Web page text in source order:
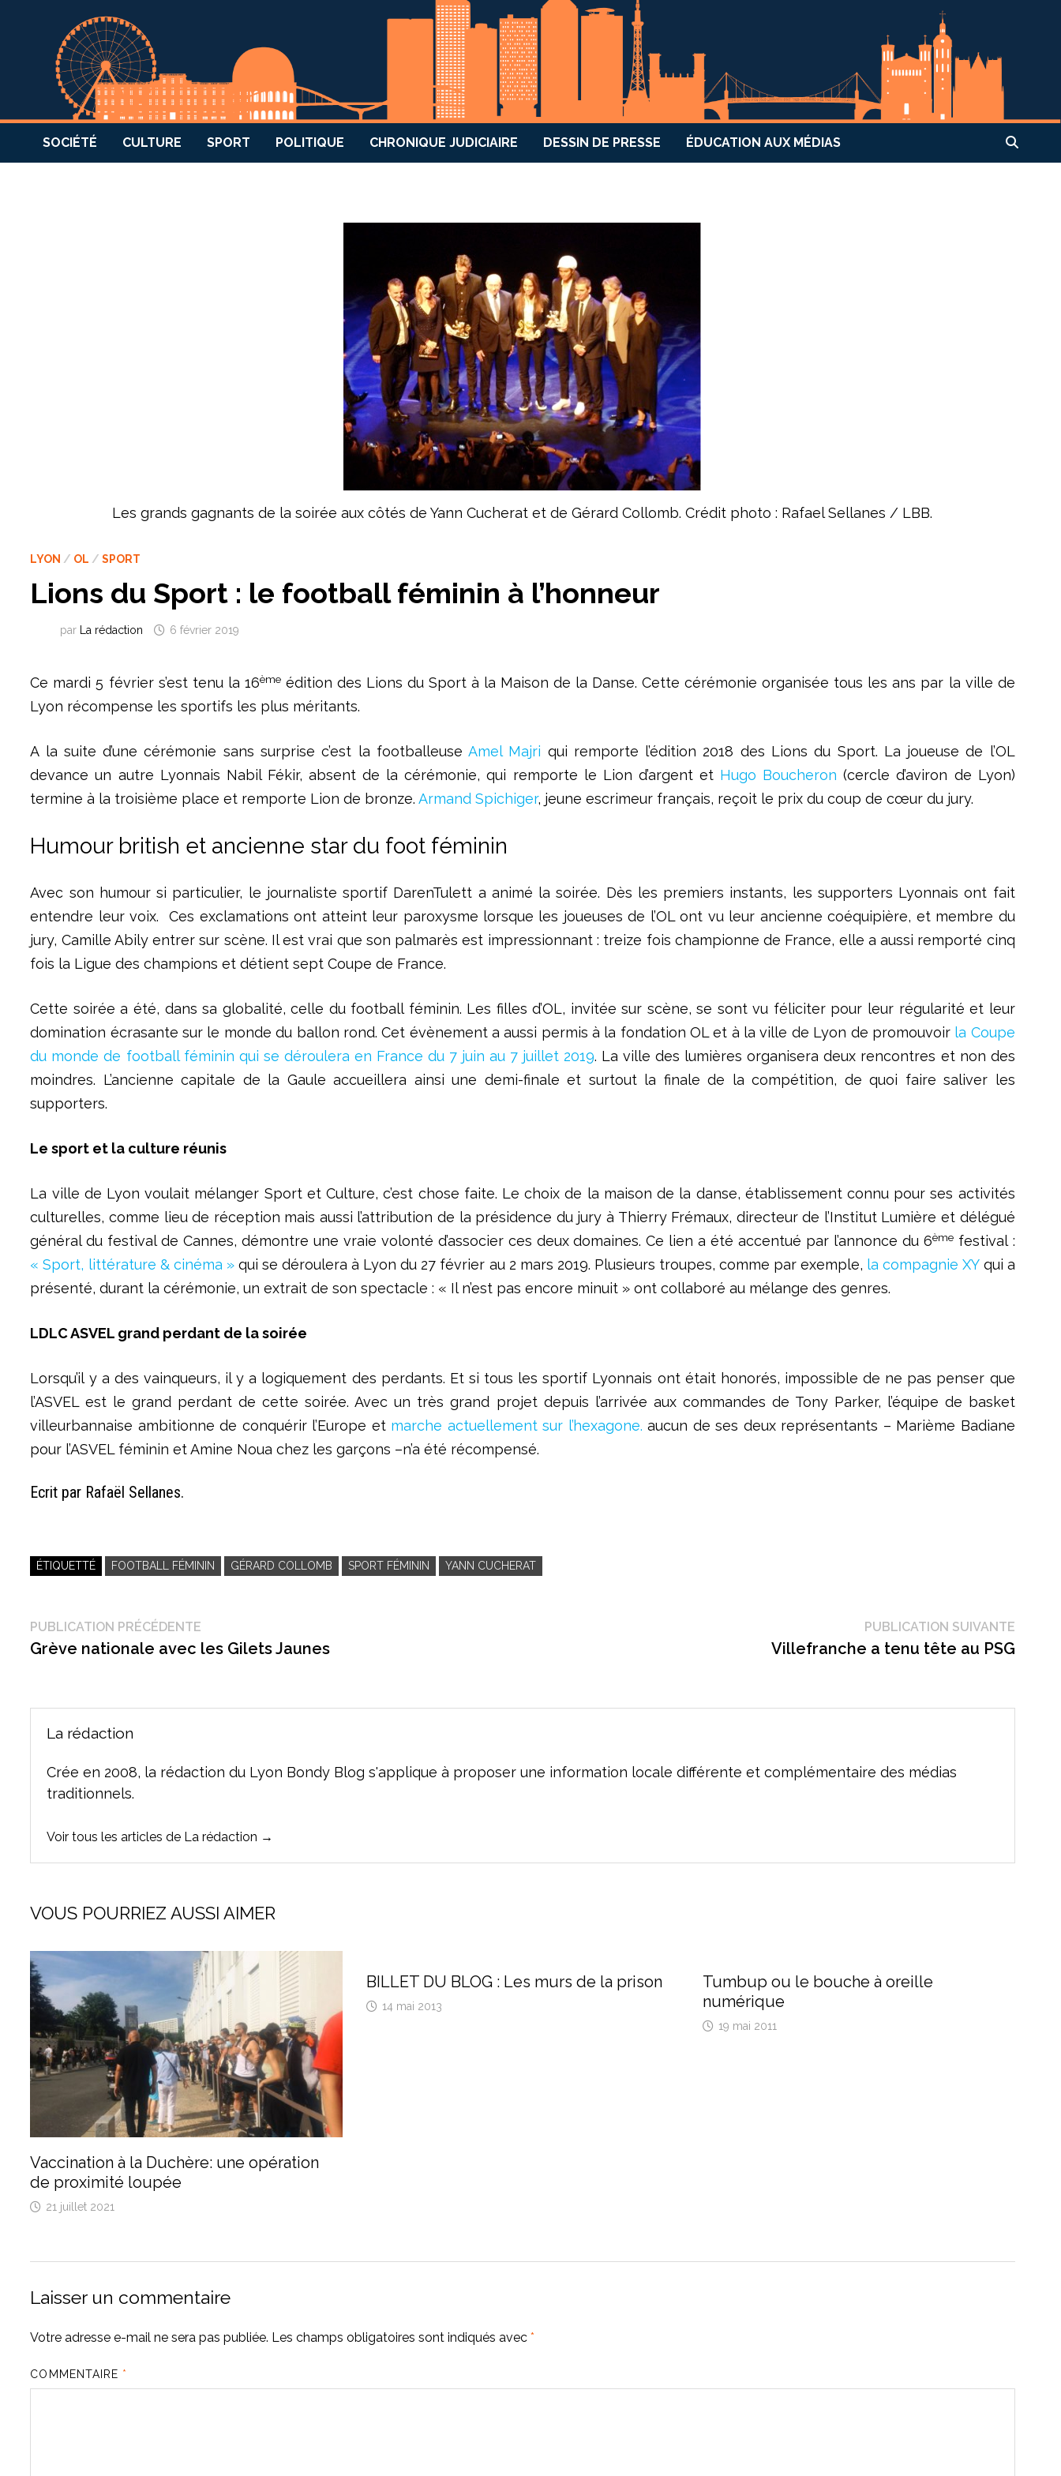
SOCIÉTÉ CULTURE SPORT POLITIQUE CHRONIQUE JUDICIAIRE DESSIN DE PRESSE ÉDUCATION AUX MÉDIAS
Les grands gagnants de la soirée aux côtés de Yann Cucherat et de Gérard Collomb. Crédit photo : Rafael Sellanes / LBB.
LYON / OL /SPORT
Lions du Sport : le football féminin à l’honneur
par La rédaction 6 février 2019
Ce mardi 5 février s’est tenu la 16èmeédition des Lions du Sport à la Maison de la Danse. Cette cérémonie organisée tous les ans par la ville de
Lyon récompense les sportifs les plus méritants.
A la suite d’une cérémonie sans surprise c’est la footballeuseAmel Majri qui remporte l’édition 2018 des Lions du Sport. La joueuse de l’OL
devance un autre Lyonnais Nabil Fékir, absent de la cérémonie, qui remporte le Lion d’argent et Hugo Boucheron (cercle d’aviron de Lyon)
termine à la troisième place et remporte Lion de bronze.Armand Spichiger, jeune escrimeur français, reçoit le prix du coup de cœur du jury.
Humour british et ancienne star du foot féminin
Avec son humour si particulier, le journaliste sportif DarenTulett a animé la soirée. Dès les premiers instants, les supporters Lyonnais ont fait
entendre leur voix. Ces exclamations ont atteint leur paroxysme lorsque les joueuses de l’OL ont vu leur ancienne coéquipière, et membre du
jury, Camille Abily entrer sur scène. Il est vrai que son palmarès est impressionnant : treize fois championne de France, elle a aussi remporté cinq
fois la Ligue des champions et détient sept Coupe de France.
Cette soirée a été, dans sa globalité, celle du football féminin. Les filles d’OL, invitée sur scène, se sont vu féliciter pour leur régularité et leur
domination écrasante sur le monde du ballon rond. Cet évènement a aussi permis à la fondation OL et à la ville de Lyon de promouvoir la Coupe
du monde de football féminin qui se déroulera en France du 7 juin au 7 juillet 2019. La ville des lumières organisera deux rencontres et non des
moindres. L’ancienne capitale de la Gaule accueillera ainsi une demi-finale et surtout la finale de la compétition, de quoi faire saliver les
supporters.
Le sport et la culture réunis
La ville de Lyon voulait mélanger Sport et Culture, c’est chose faite. Le choix de la maison de la danse, établissement connu pour ses activités
culturelles, comme lieu de réception mais aussi l’attribution de la présidence du jury à Thierry Frémaux, directeur de l’Institut Lumière et délégué
général du festival de Cannes, démontre une vraie volonté d’associer ces deux domaines. Ce lien a été accentué par l’annonce du 6èmefestival :
« Sport, littérature & cinéma »qui se déroulera à Lyon du 27 février au 2 mars 2019. Plusieurs troupes, comme par exemple, la compagnie XYqui a
présenté, durant la cérémonie, un extrait de son spectacle : « Il n’est pas encore minuit » ont collaboré au mélange des genres.
LDLC ASVEL grand perdant de la soirée
Lorsqu’il y a des vainqueurs, il y a logiquement des perdants. Et si tous les sportif Lyonnais ont était honorés, impossible de ne pas penser que
l’ASVEL est le grand perdant de cette soirée. Avec un très grand projet depuis l’arrivée aux commandes de Tony Parker, l’équipe de basket
villeurbannaise ambitionne de conquérir l’Europe et marche actuellement sur l’hexagone. aucun de ses deux représentants – Marième Badiane
pour l’ASVEL féminin et Amine Noua chez les garçons –n’a été récompensé.
Ecrit par Rafaël Sellanes.
ÉTIQUETTÉ FOOTBALL FÉMININ GÉRARD COLLOMB SPORT FÉMININ YANN CUCHERAT
Navigation
de
PUBLICATION PRÉCÉDENTE
précédente :
Grève nationale avec les Gilets Jaunes
PUBLICATION SUIVANTE
Villefranche a tenu tête au PSG
La rédaction
Crée en 2008, la rédaction du Lyon Bondy Blog s'applique à proposer une information locale différente et complémentaire des médias
traditionnels.
Voir tous les articles de La rédaction →
VOUS POURRIEZ AUSSI AIMER
Vaccination à la Duchère: une opération
de proximité loupée
21 juillet 2021
BILLET DU BLOG : Les murs de la prison
14 mai 2013
Tumbup ou le bouche à oreille
numérique
19 mai 2011
Laisser un commentaire
Votre adresse e-mail ne sera pas publiée. Les champs obligatoires sont indiqués avec*
COMMENTAIRE *